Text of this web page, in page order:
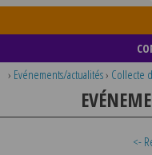
› Evénements/actualités› Collecte
<-